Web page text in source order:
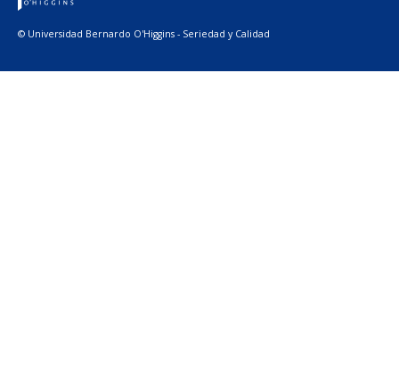
© Universidad Bernardo O'Higgins - Seriedad y Calidad